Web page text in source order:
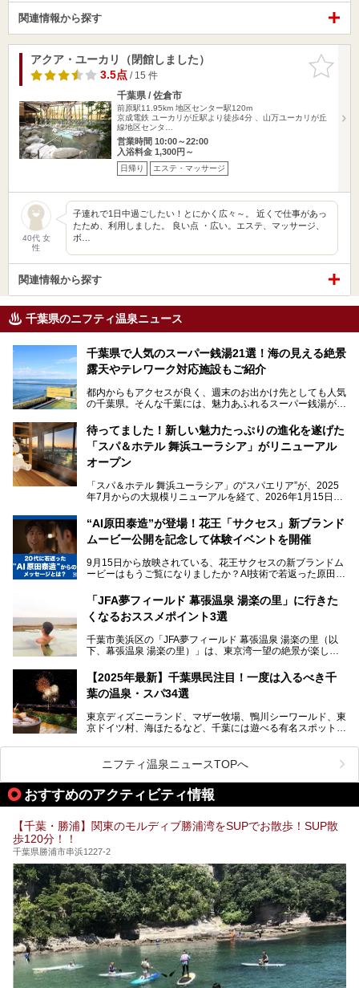
関連情報から探す
お気に入
りに追加
アクア・ユーカリ（閉館しました）
3.5点/ 15 件
千葉県 / 佐倉市
前原駅11.95km 地区センター駅120m
京成電鉄 ユーカリが丘駅より徒歩4分 、山万ユーカリが丘
線地区センタ…
営業時間 10:00～22:00
入浴料金 1,300円～
日帰り エステ・マッサージ
40代 女
性
子連れで1日中過ごしたい！とにかく広々～。 近くで仕事があっ
たため、利用しました。 良い点 ・広い。エステ、マッサージ、
ボ…
関連情報から探す
千葉県のニフティ温泉ニュース
千葉県で人気のスーパー銭湯21選！海の見える絶景
露天やテレワーク対応施設もご紹介
都内からもアクセスが良く、週末のお出かけ先としても人気
の千葉県。そんな千葉には、魅力あふれるスーパー銭湯がた
「サウナでしっかりととのいたい」「海が見える絶景で非日
常を味わいたい」「子連れでも気兼ねなく1日過ごした
い」。
そんな多様なニーズに応える施設が揃っているため、その日
の目的に合った施設がきっと見つかるはずです。
さらに最近では、24時間営業で深夜まで滞在できる施設
や、テレワーク・コワーキングスペースを備えた仕事もでき
るスパも増えており、ただの入浴施設にとどまらない進化を
本記事では、人気スーパー銭湯から絶景施設、コワーキング
スペースや休憩スペースが充実した施設、子連れファミリー
向けの施設など、目的に合わせたおすすめの施設を紹介しま
す。
ださい。
待ってました！新しい魅力たっぷりの進化を遂げた
「スパ＆ホテル 舞浜ユーラシア」がリニューアル
オープン
「スパ＆ホテル 舞浜ユーラシア」の“スパエリア”が、2025
年7月からの大規模リニューアルを経て、2026年1月15日
新設エリアや生まれ変わった浴場・サウナの魅力を、人気キ
ャラクター「ユーラシわん」と一緒にご紹介します。必見の
───
提供元：SPA＆HOTEL舞浜ユーラシア【PR】
です。
“AI原田泰造”が登場！花王「サクセス」新ブランド
ムービー公開を記念して体験イベントを開催
9月15日から放映されている、花王サクセスの新ブランドム
ービーはもうご覧になりましたか？AI技術で若返った原田泰
伝えるムービーです。公開を記念して、スパメッツァおおた
か竜泉寺の湯にて体験イベントを開催。花王サクセスの製品
が無料で試せるチャンスです！
提供元：花王株式会社【PR】
この記事は花王株式会社商品のPRレポート記事です。
「JFA夢フィールド 幕張温泉 湯楽の里」に行きた
くなるおススメポイント3選
千葉市美浜区の「JFA夢フィールド 幕張温泉 湯楽の里（以
下、幕張温泉 湯楽の里）」は、東京湾一望の絶景が楽しめ
設備も天然温泉の露天風呂、サウナ、岩盤浴のほか、高濃度
炭酸泉、海の見えるお休み処や食事処、展望抜群の屋上ま
で、年代を問わずたっぷり楽しめます。
今回は人気のこの施設の中でも、特におススメしたい3つの
ポイントについて厳選してお届けします。読めばきっと、行
【2025年最新】千葉県民注目！一度は入るべき千
葉の温泉・スパ34選
東京ディズニーランド、マザー牧場、鴨川シーワールド、東
京ドイツ村、海ほたるなど、千葉には遊べる有名スポットが
県で生まれ、千葉県で育ち、つい最近まで千葉在住だった私
がお勧めする、一度は入るべき千葉の温泉・スパ34選をま
とめました。
ニフティ温泉ニュースTOPへ
おすすめのアクティビティ情報
【千葉・勝浦】関東のモルディブ勝浦湾をSUPでお散歩！SUP散
歩120分！！
千葉県勝浦市串浜1227-2